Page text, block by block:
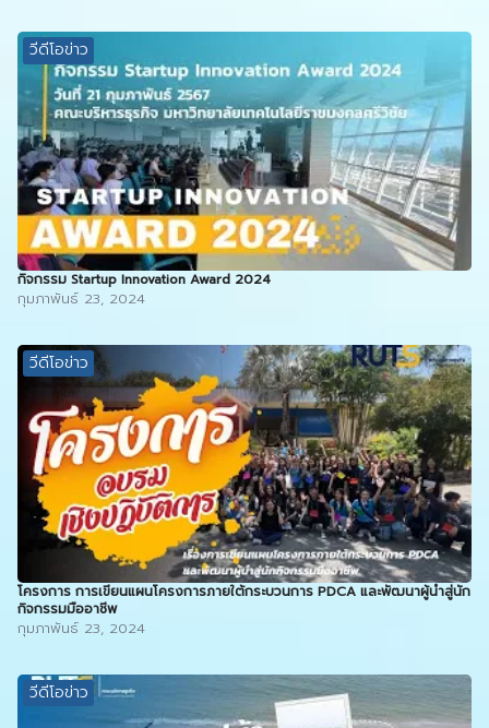
วีดีโอข่าว
กิจกรรม Startup Innovation Award 2024
กุมภาพันธ์ 23, 2024
วีดีโอข่าว
โครงการ การเขียนแผนโครงการภายใต้กระบวนการ PDCA และพัฒนาผู้นำสู่นัก
กิจกรรมมืออาชีพ
กุมภาพันธ์ 23, 2024
วีดีโอข่าว